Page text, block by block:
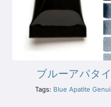
ブルーアパタ
Tags: Blue Apatite